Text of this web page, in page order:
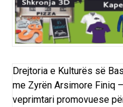
Drejtoria e Kulturës së
me Zyrën Arsimore Finiq
veprimtari promovuese